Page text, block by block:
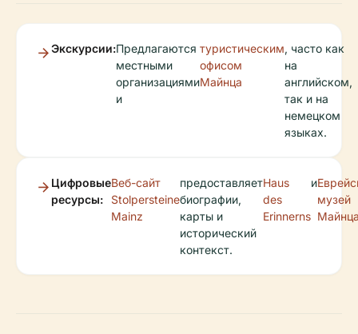
Экскурсии:Предлагаются
местными
организациями
и
туристическим
офисом
Майнца
, часто как
на
английском,
так и на
немецком
языках.
Цифровые
ресурсы:
Веб-сайт
Stolpersteine
Mainz
предоставляет
биографии,
карты и
исторический
контекст.
Haus
des
Erinnerns
и
музей